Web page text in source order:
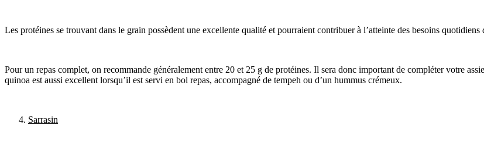
Les protéines se trouvant dans le grain possèdent une excellente qualité et pourraient contribuer à l’atteinte des besoins quotidiens
Pour un repas complet, on recommande généralement entre 20 et 25 g de protéines. Il sera donc important de compléter votre
quinoa est aussi excellent lorsqu’il est servi en bol repas, accompagné de tempeh ou d’un hummus crémeux.
Sarrasin